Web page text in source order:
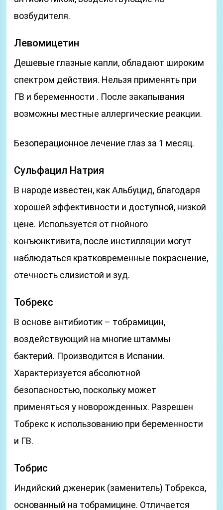
возбудителя.
Левомицетин
Дешевые глазные капли, обладают широким
спектром действия. Нельзя применять при
ГВ и беременности . После закапывания
возможны местные аллергические реакции.
Безоперационное лечение глаз за 1 месяц.
Сульфацил Натрия
В народе известен, как Альбуцид, благодаря
хорошей эффективности и доступной, низкой
цене. Используется от гнойного
конъюнктивита, после инстилляции могут
наблюдаться кратковременные покраснение,
отечность слизистой и зуд.
Тобрекс
В основе антибиотик – тобрамицин,
воздействующий на многие штаммы
бактерий. Производится в Испании.
Характеризуется абсолютной
безопасностью, поскольку может
применяться у новорожденных. Разрешен
Тобрекс к использованию при беременности
и ГВ.
Тобрис
Индийский дженерик (заменитель) Тобрекса,
основанный на тобрамицине. Отличается